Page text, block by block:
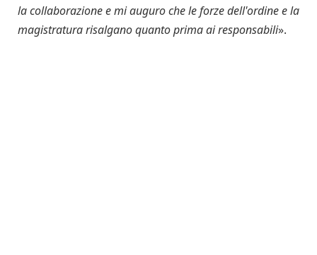
la collaborazione e mi auguro che le forze dell'ordine e la
magistratura risalgano quanto prima ai responsabili».